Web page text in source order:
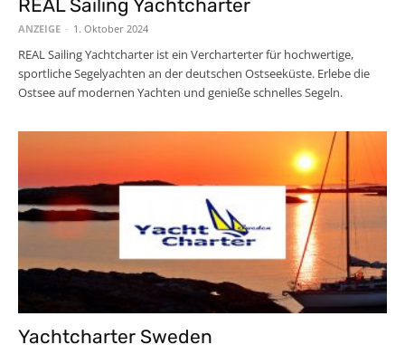
REAL Sailing Yachtcharter
ANZEIGE - 1. Oktober 2024
REAL Sailing Yachtcharter ist ein Vercharterter für hochwertige,
sportliche Segelyachten an der deutschen Ostseeküste. Erlebe die
Ostsee auf modernen Yachten und genieße schnelles Segeln.
Yachtcharter Sweden